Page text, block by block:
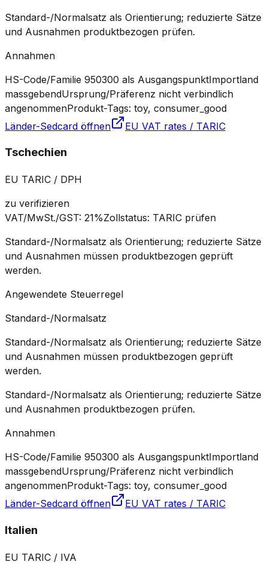
Standard-/Normalsatz als Orientierung; reduzierte Sätze
und Ausnahmen produktbezogen prüfen.
Annahmen
HS-Code/Familie 950300 als AusgangspunktImportland
massgebendUrsprung/Präferenz nicht verbindlich
angenommenProdukt-Tags: toy, consumer_good
Länder-Sedcard öffnen
EU VAT rates / TARIC
Tschechien
EU TARIC / DPH
zu verifizieren
VAT/MwSt./GST: 21%Zollstatus: TARIC prüfen
Standard-/Normalsatz als Orientierung; reduzierte Sätze
und Ausnahmen müssen produktbezogen geprüft
werden.
Angewendete Steuerregel
Standard-/Normalsatz
Standard-/Normalsatz als Orientierung; reduzierte Sätze
und Ausnahmen müssen produktbezogen geprüft
werden.
Standard-/Normalsatz als Orientierung; reduzierte Sätze
und Ausnahmen produktbezogen prüfen.
Annahmen
HS-Code/Familie 950300 als AusgangspunktImportland
massgebendUrsprung/Präferenz nicht verbindlich
angenommenProdukt-Tags: toy, consumer_good
Länder-Sedcard öffnen
EU VAT rates / TARIC
Italien
EU TARIC / IVA